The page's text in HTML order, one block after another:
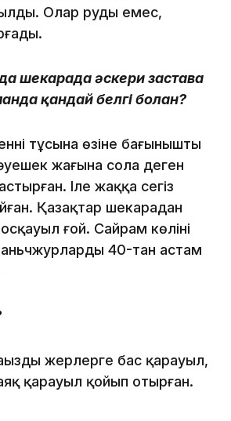
Олар руды емес,
шекарада әскери застава
қандай белгі болған?
тұсына өзіне бағынышты
жағына солаң деген
Іле жаққа сегіз
Қазақтар шекарадан
ғой. Сайрам көлінің
40-тан астам
жерлерге бас қарауыл,
қарауыл қойып отырған.